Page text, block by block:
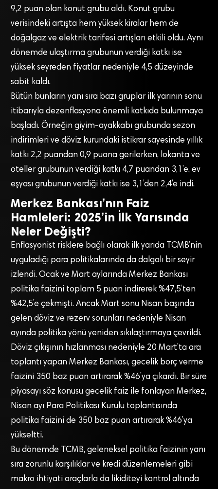
9,2 puan olan konut grubu aldı. Konut grubu
verisindeki artışta hem yüksek kiralar hem de
doğalgaz ve elektrik tarifesi artışları etkili oldu. Aynı
dönemde ulaştırma grubunun verdiği katkı ise
yüksek seyreden fiyatlar nedeniyle 4,5 düzeyinde
sabit kaldı.
Bütün bunların yanı sıra bazı gruplar ilk yarının sonu
itibarıyla dezenflasyona önemli katkıda bulunmaya
başladı. Örneğin giyim-ayakkabı grubunda sezon
indirimleri ve döviz kurundaki istikrar sayesinde yıllık
katkı 2,2 puandan 0,9 puana gerilerken, lokanta ve
oteller grubunun verdiği katkı 4,7 puandan 3,1’e, ev
eşyası grubunun verdiği katkı ise 3,1’den 2,4’e indi.
Merkez Bankası’nın Faiz
Hamleleri: 2025’in İlk Yarısında
Neler Değişti?
Enflasyonist risklere bağlı olarak ilk yarıda TCMB’nin
uyguladığı para politikalarında da dalgalı bir seyir
izlendi. Ocak ve Mart aylarında Merkez Bankası
politika faizini toplam 5 puan indirerek %47,5’ten
%42,5’e çekmişti. Ancak Mart sonu Nisan başında
gelen döviz ve rezerv sorunları nedeniyle Nisan
ayında politika yönü yeniden sıkılaştırmaya çevrildi.
Döviz çıkışının hızlanması nedeniyle 20 Mart’ta ara
toplantı yapan Merkez Bankası, gecelik borç verme
faizini 350 baz puan artırarak %46’ya çıkardı. Bir süre
piyasayı söz konusu gecelik faiz ile fonlayan Merkez,
Nisan ayı Para Politikası Kurulu toplantısında
politika faizini de 350 baz puan artırarak %46’ya
yükseltti.
Bu dönemde TCMB, geleneksel politika faizinin yanı
sıra zorunlu karşılıklar ve kredi düzenlemeleri gibi
makro ihtiyati araçlarla da likiditeyi kontrol altında